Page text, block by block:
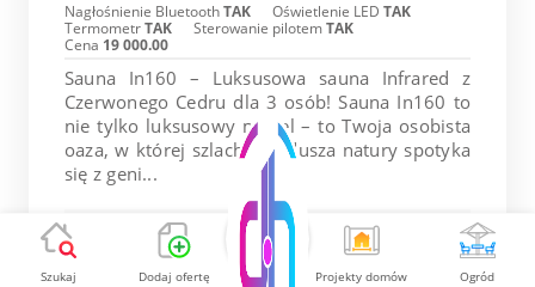
Nagłośnienie BluetoothTAK Oświetlenie LED TAK
TermometrTAK Sterowanie pilotemTAK
Cena 19 000.00
Sauna In160 – Luksusowa sauna Infrared z
Czerwonego Cedru dla 3 osób! Sauna In160 to
nie tylko luksusowy mebel – to Twoja osobista
oaza, w której szlachetna dusza natury spotyka
się z geni...
19 000.00 PLN
Szukaj Dodaj ofertę Projekty domów Ogród